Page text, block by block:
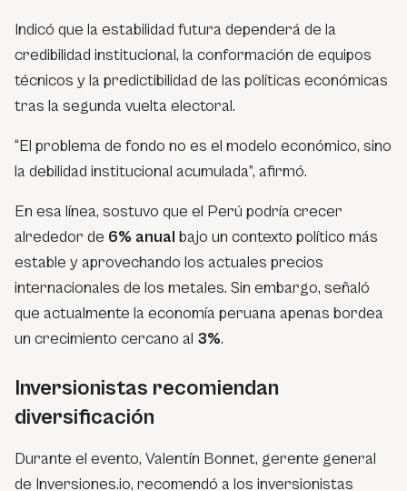
Indicó que la estabilidad futura dependerá de la
credibilidad institucional, la conformación de equipos
técnicos y la predictibilidad de las políticas económicas
tras la segunda vuelta electoral.
“El problema de fondo no es el modelo económico, sino
la debilidad institucional acumulada”, afirmó.
En esa línea, sostuvo que el Perú podría crecer
alrededor de 6% anual bajo un contexto político más
estable y aprovechando los actuales precios
internacionales de los metales. Sin embargo, señaló
que actualmente la economía peruana apenas bordea
un crecimiento cercano al 3%.
Inversionistas recomiendan
diversificación
Durante el evento, Valentín Bonnet, gerente general
de Inversiones.io, recomendó a los inversionistas